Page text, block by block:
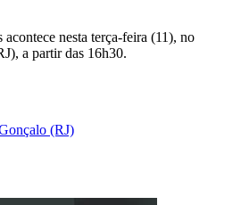
nesta terça-feira (11), no
a partir das 16h30.
(RJ)